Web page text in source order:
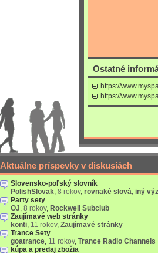
Ostatné
https://
https://
Aktuálne príspevky v diskusiách
Slovensko-poľský slovník
PolishSlovak, 8 rokov, rovnaké slová, iný
Party sety
OJ, 8 rokov, Rockwell Subclub
Zaujímavé web stránky
konti, 11 rokov, Zaujímavé stránky
Trance Sety
goatrance, 11 rokov, Trance Radio Channels
kúpa a predaj zbožia